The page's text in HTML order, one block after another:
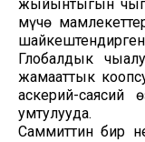
жыйынтыгын
мүчө
Глобалдык
жамааттык
аскерий-саясий
умтулууда.
Саммиттин бир